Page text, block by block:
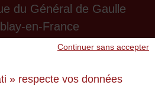
» respecte vos données
Continuer sans accepter
du Général de Gaulle
en-France
48 61 87 55